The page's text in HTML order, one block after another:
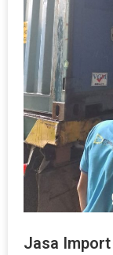
Jasa